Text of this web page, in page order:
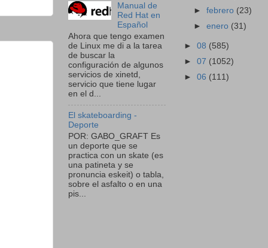
Manual de
Red Hat en
Español
Ahora que tengo examen
de Linux me di a la tarea
de buscar la
configuración de algunos
servicios de xinetd,
servicio que tiene lugar
en el d...
El skateboarding -
Deporte
POR: GABO_GRAFT Es
un deporte que se
practica con un skate (es
una patineta y se
pronuncia eskeit) o tabla,
sobre el asfalto o en una
pis...
►febrero (23)
►enero (31)
► 08 (585)
► 07 (1052)
► 06 (111)